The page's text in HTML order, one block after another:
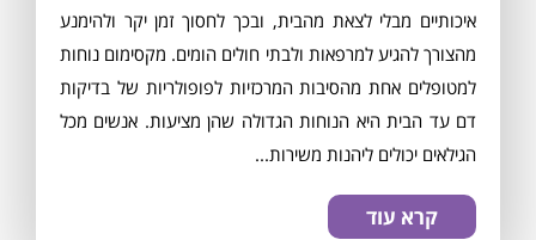
איכותיים מבלי לצאת מהבית, ובכך לחסוך זמן יקר ולהימנע
מהצורך להגיע למרפאות ולבתי חולים הומים. מקסימום נוחות
למטופלים אחת מהסיבות המרכזיות לפופולריות של בדיקות
דם עד הבית היא הנוחות הגדולה שהן מציעות. אנשים מכל
הגילאים יכולים ליהנות משירות...
קרא עוד